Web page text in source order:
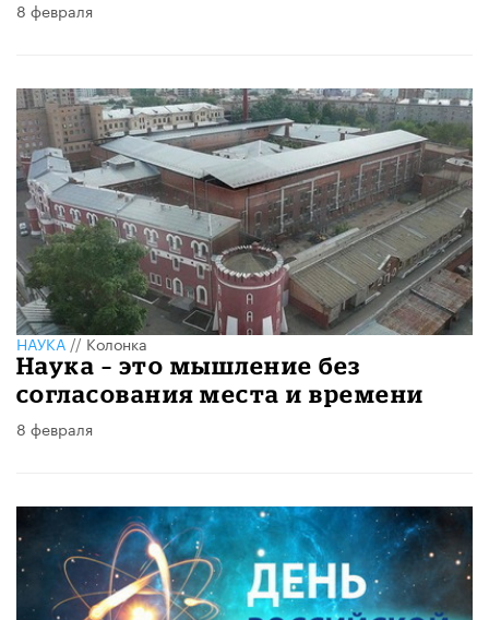
8 февраля
НАУКА//Колонка
Наука – это мышление без
согласования места и времени
8 февраля